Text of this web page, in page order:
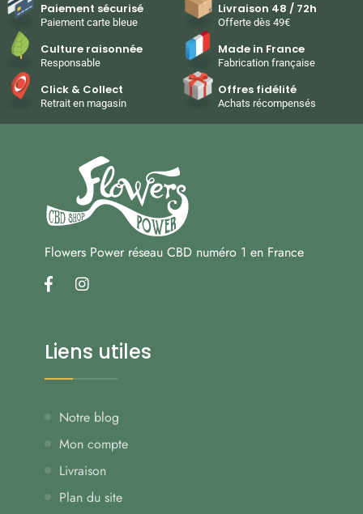
Paiement sécurisé
Paiement carte bleue
Livraison 48 / 72h
Offerte dès 49€
Culture raisonnée
Responsable
Made in France
Fabrication française
Click & Collect
Retrait en magasin
Offres fidélité
Achats récompensés
Flowers Power réseau CBD numéro 1 en France
facebookinstagram
Liens utiles
Notre blog
Mon compte
Livraison
Plan du site